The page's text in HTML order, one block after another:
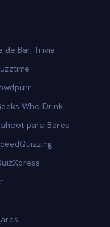
de Bar Trivia
Who Drink
para Bares